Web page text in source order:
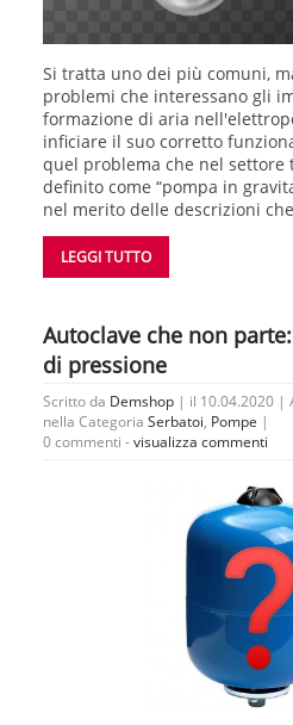
Si tratta uno dei più comuni,
problemi che interessano gli
formazione di aria
inficiare il suo corretto
quel problema che nel settore
definito come “pompa in
nel merito delle descrizioni
LEGGI TUTTO
Autoclave che non
di pressione
Scritto da Demshop | il 10.04.2020 |
nella Categoria Serbatoi, Pompe |
0 commenti -visualizza commenti